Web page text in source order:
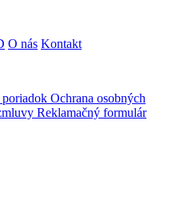
O nás Kontakt
Ochrana osobných
Reklamačný formulár